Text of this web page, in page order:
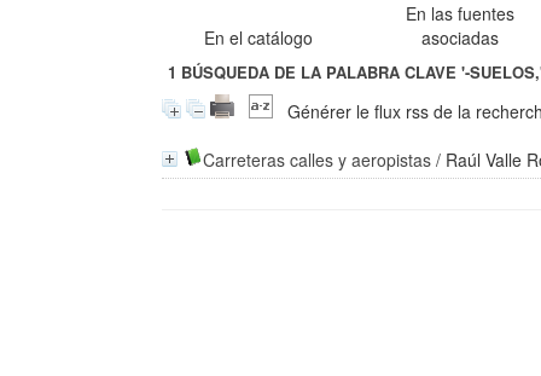
En el catálogo
En las fuentes
asociadas
1 BÚSQUEDA DE LA PALABRA CLAVE'-
Générer le flux rss de la
Carreteras calles y aeropistas / Raúl Valle